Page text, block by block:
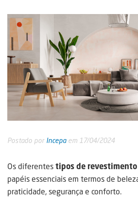
Postado por Incepaem 17/04/2024
Os diferentestipos de revestimento
papéis essenciais em termos de
praticidade, segurança e conforto.